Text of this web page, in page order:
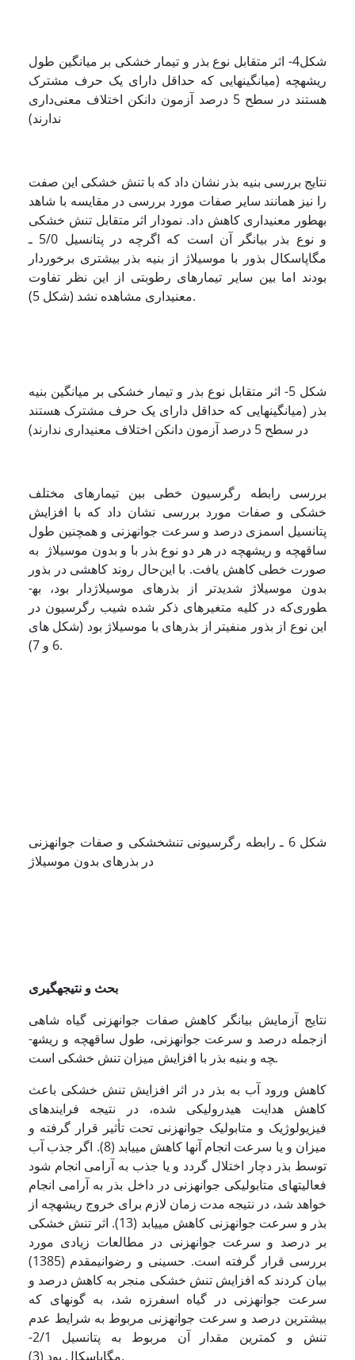
شکل4- اثر متقابل نوع بذر و تیمار خشکی بر میانگین طول
ریشه­چه (میانگین­هایی که حداقل دارای یک حرف مشترک
هستند در سطح 5 درصد آزمون دانکن اختلاف معنی‌داری
ندارند)
نتایج بررسی بنیه بذر نشان داد که با تنش خشکی این صفت
را نیز همانند سایر صفات مورد بررسی در مقایسه با شاهد
به­طور­ معنی­داری کاهش داد. نمودار اثر متقابل تنش خشکی
و نوع بذر بیانگر آن است که اگرچه در پتانسیل 5/0 ـ
مگاپاسکال بذور با موسیلاژ از بنیه بذر بیشتری برخوردار
بودند اما بین سایر تیمارهای رطوبتی از این نظر تفاوت
معنی­داری مشاهده نشد (شکل 5).
شکل 5- اثر متقابل نوع بذر و تیمار خشکی بر میانگین بنیه
بذر (میانگین­هایی که حداقل دارای یک حرف مشترک هستند
در سطح 5 درصد آزمون دانکن اختلاف معنی­داری ندارند)
بررسی رابطه رگرسیون خطی بین تیمارهای مختلف
خشکی و صفات مورد بررسی نشان داد که با افزایش
پتانسیل اسمزی درصد و سرعت جوانه­زنی و همچنین طول
ساقه­چه و ریشه­چه در هر دو نوع بذر با و بدون موسیلاژ به
صورت خطی کاهش یافت. با این‌حال روند کاهشی در بذور
بدون موسیلاژ شدید­تر از بذرهای موسیلاژدار بود، به­
طوری‌که در کلیه متغیرهای ذکر شده شیب رگرسیون در
این نوع از بذور منفی­تر از بذرهای با موسیلاژ بود (شکل های
6 و 7).
شکل 6 ـ رابطه رگرسیونی تنش­خشکی و صفات جوانه­زنی
در بذرهای بدون موسیلاژ
بحث و نتیجه­گیری
نتایج آزمایش بیانگر کاهش صفات جوانه­زنی گیاه شاهی
ازجمله درصد و سرعت جوانه­زنی، طول ساقه­چه و ریشه­
چه و بنیه بذر با افزایش میزان تنش خشکی است.
کاهش ورود آب به بذر در اثر افزایش تنش خشکی باعث
کاهش هدایت هیدرولیکی شده، در نتیجه فرایندهای
فیزیولوژیک و متابولیک جوانه­زنی تحت تأثیر قرار گرفته و
میزان و یا سرعت انجام آنها کاهش می­یابد (8). اگر جذب آب
توسط بذر دچار اختلال گردد و یا جذب به آرامی انجام شود
فعالیت­های متابولیکی جوانه­زنی در داخل بذر به آرامی انجام
خواهد شد، در نتیجه مدت زمان لازم برای خروج ریشه­چه از
بذر و سرعت جوانه­زنی کاهش می­یابد (13). اثر تنش خشکی
بر درصد و سرعت جوانه­زنی در مطالعات زیادی مورد
بررسی قرار گرفته است. حسینی و رضوانی­مقدم (1385)
بیان کردند که افزایش تنش خشکی منجر به کاهش درصد و
سرعت جوانه­زنی در گیاه اسفرزه شد، به گونه­ای که
بیشترین درصد و سرعت جوانه­زنی مربوط به شرایط عدم
تنش و کمترین مقدار آن مربوط به پتانسیل 2/1-
مگاپاسکال بود (3).